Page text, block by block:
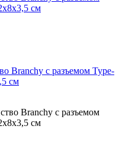
Branchy с разъемом Type-
см